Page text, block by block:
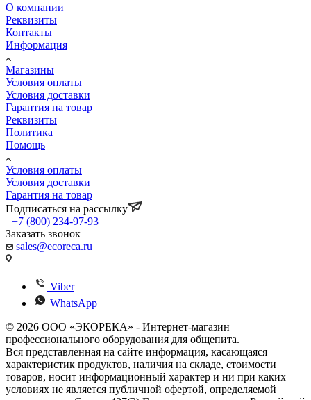
О компании
Реквизиты
Контакты
Информация
Магазины
Условия оплаты
Условия доставки
Гарантия на товар
Реквизиты
Политика
Помощь
Условия оплаты
Условия доставки
Гарантия на товар
Подписаться на рассылку
+7 (800) 234-97-93
Заказать звонок
sales@ecoreca.ru
Viber
WhatsApp
© 2026 ООО «ЭКОРЕКА» - Интернет-магазин
профессионального оборудования для общепита.
Вся представленная на сайте информация, касающаяся
характеристик продуктов, наличия на складе, стоимости
товаров, носит информационный характер и ни при каких
условиях не является публичной офертой, определяемой